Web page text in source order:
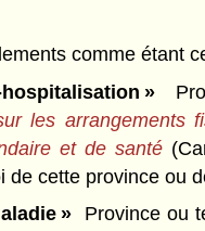
comme étant
»
les arrangements
et de santé
cette province ou
» Province ou